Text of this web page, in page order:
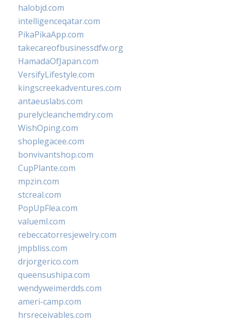
halobjd.com
intelligenceqatar.com
PikaPikaApp.com
takecareofbusinessdfw.org
HamadaOfJapan.com
VersifyLifestyle.com
kingscreekadventures.com
antaeuslabs.com
purelycleanchemdry.com
WishOping.com
shoplegacee.com
bonvivantshop.com
CupPlante.com
mpzin.com
stcreal.com
PopUpFlea.com
valueml.com
rebeccatorresjewelry.com
jmpbliss.com
drjorgerico.com
queensushipa.com
wendyweimerdds.com
ameri-camp.com
hrsreceivables.com